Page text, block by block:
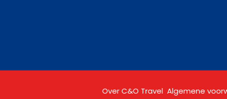
Over C&O Travel Algemene